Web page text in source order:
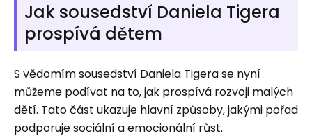
Jak sousedství Daniela Tigera
prospívá dětem
S vědomím sousedství Daniela Tigera se nyní
můžeme podívat na to, jak prospívá rozvoji malých
dětí. Tato část ukazuje hlavní způsoby, jakými pořad
podporuje sociální a emocionální růst.